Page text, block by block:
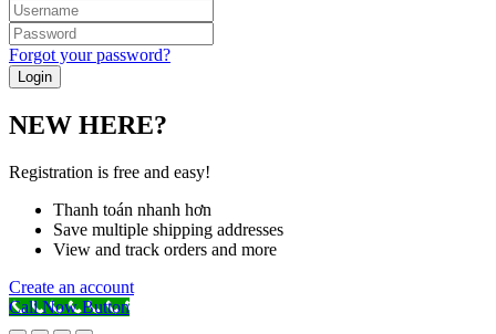
Forgot your password?
NEW HERE?
Registration is free and easy!
Thanh toán nhanh hơn
Save multiple shipping addresses
View and track orders and more
Create an account
Call Now Button